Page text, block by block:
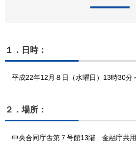
１．日時：
平成22年12月８日（水曜日）13時30分
２．場所：
中央合同庁舎第７号館13階 金融庁共